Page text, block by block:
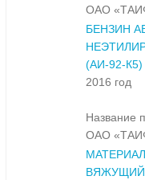
ОАО
БЕНЗИН
(АИ-92-К5)
2016 год
Название
ОАО
ВЯЖУЩИЙ